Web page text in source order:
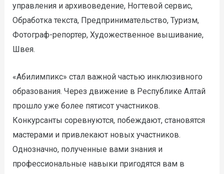
управления и архивоведение, Ногтевой сервис,
Обработка текста, Предпринимательство, Туризм,
Фотограф-репортер, Художественное вышивание,
Швея.
«Абилимпикс» стал важной частью инклюзивного
образования. Через движение в Республике Алтай
прошло уже более пятисот участников.
Конкурсанты соревнуются, побеждают, становятся
мастерами и привлекают новых участников.
Однозначно, полученные вами знания и
профессиональные навыки пригодятся вам в